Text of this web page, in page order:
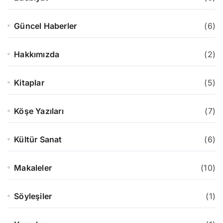
Güncel Haberler (6)
Hakkımızda (2)
Kitaplar (5)
Köşe Yazıları (7)
Kültür Sanat (6)
Makaleler (10)
Söyleşiler (1)